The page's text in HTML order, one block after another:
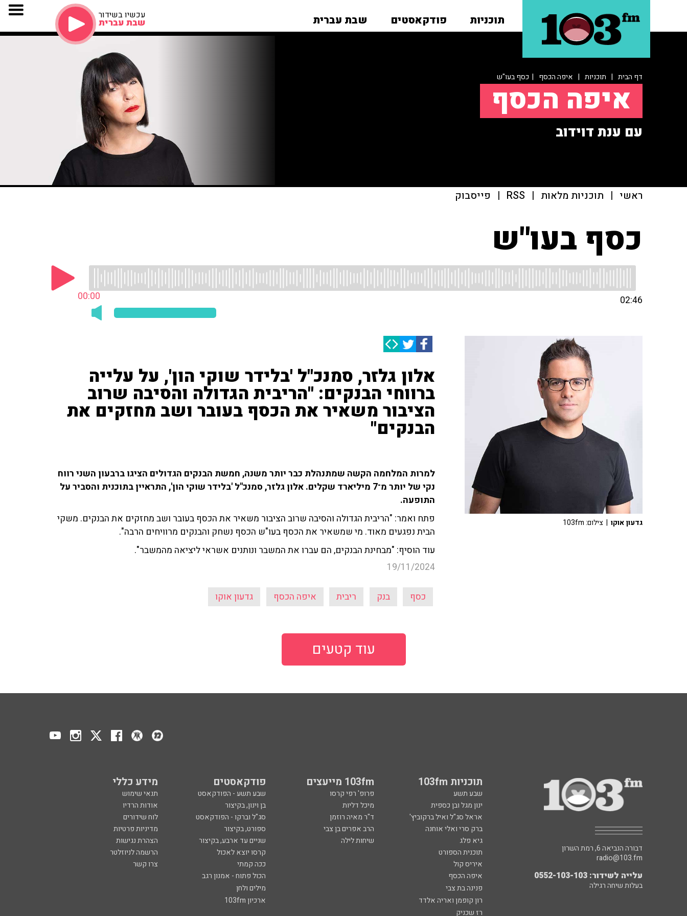
תוכניות פודקאסטים שבת עברית עכשיו בשידור
שבת עברית
דף הבית | תוכניות | איפה הכסף | כסף בעו"ש
איפה הכסף
עם ענת דוידוב
ראשי | תוכניות מלאות |
RSS
| פייסבוק
כסף בעו"ש
00:00 02:46
אלון גלזר, סמנכ"ל 'בלידר שוקי הון', על עלייה
ברווחי הבנקים: "הריבית הגדולה והסיבה שרוב
הציבור משאיר את הכסף בעובר ושב מחזקים את
הבנקים"
למרות המלחמה הקשה שמתנהלת כבר יותר משנה, חמשת הבנקים הגדולים הציגו ברבעון השני רווח
נקי של יותר מ־7 מיליארד שקלים. אלון גלזר, סמנכ"ל 'בלידר שוקי הון', התראיין בתוכנית והסביר על
התופעה.
פתח ואמר: "הריבית הגדולה והסיבה שרוב הציבור משאיר את הכסף בעובר ושב מחזקים את הבנקים. משקי
הבית נפגעים מאוד. מי שמשאיר את הכסף בעו"ש הכסף נשחק והבנקים מרוויחים הרבה".
עוד הוסיף: "מבחינת הבנקים, הם עברו את המשבר ונותנים אשראי ליציאה מהמשבר".
19/11/2024
כסף בנק ריבית איפה הכסף גדעון אוקו
גדעון אוקו | צילום: 103fm
עוד קטעים
תוכניות 103fm 103fm מייעצים פודקאסטים מידע כללי
שבע תשע פרופ' רפי קרסו שבע תשע - הפודקאסט
תנאי שימוש
ינון מגל ובן כספית
מיכל דליות בן וינון, בקיצור
אודות הרדיו
אראל סג"ל ואיל ברקוביץ'
ד"ר מאיה רוזמן סג"ל וברקו - הפודקאסט
לוח שידורים
ברק סרי ואלי אוחנה
הרב אפרים בן צבי ספורט, בקיצור
מדיניות פרטיות
גיא פלג
שיחות לילה שניים עד ארבע, בקיצור
הצהרת נגישות
תוכנית הספורט
קרסו יוצא לאכול
הרשמה לניוזלטר
איריס קול
ככה קמתי
צרו קשר
איפה הכסף
הכול פתוח - אמנון רגב
פנינה בת צבי
מילים ולחן
רון קופמן ואריה אלדד
ארכיון 103fm
רז שכניק
דבורה הנביאה 6, רמת השרון
radio@103.fm
עלייה לשידור: 0552-103-103
בעלות שיחה רגילה